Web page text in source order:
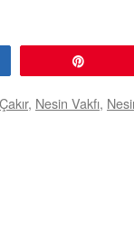
, Nesin Vakfı,